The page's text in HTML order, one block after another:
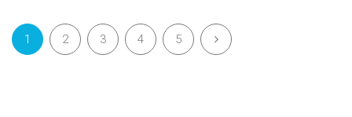
1 2 3 4 5